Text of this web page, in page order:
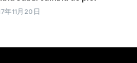
年11月20日